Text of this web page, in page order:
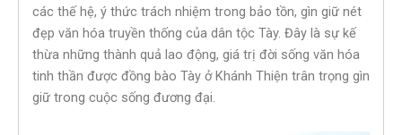
các thế hệ, ý thức trách nhiệm trong bảo tồn, gìn giữ nét
đẹp văn hóa truyền thống của dân tộc Tày. Đây là sự kế
thừa những thành quả lao động, giá trị đời sống văn hóa
tinh thần được đồng bào Tày ở Khánh Thiện trân trọng gìn
giữ trong cuộc sống đương đại.